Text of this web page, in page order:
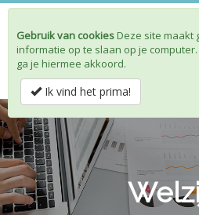
Gebruik van cookiesDeze site maakt
informatie op te slaan op je
ga je hiermee akkoord.
Ik vind het prima!